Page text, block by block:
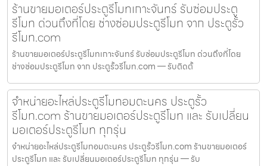
ร้านขายมอเตอร์ประตูรีโมทเกาะจันทร์ รับซ่อมประตู
รีโมท ด่วนถึงที่โดย ช่างซ่อมประตูรีโมท จาก ประตูรั้ว
รีโมท.com
ร้านขายมอเตอร์ประตูรีโมทเกาะจันทร์ รับซ่อมประตูรีโมท ด่วนถึงที่โดย
ช่างซ่อมประตูรีโมท จาก ประตูรั้วรีโมท.com — รับติดตั้
จำหน่ายอะไหล่ประตูรีโมทอมตะนคร ประตูรั้ว
รีโมท.com ร้านขายมอเตอร์ประตูรีโมท และ รับเปลี่ยน
มอเตอร์ประตูรีโมท ทุกรุ่น
จำหน่ายอะไหล่ประตูรีโมทอมตะนคร ประตูรั้วรีโมท.com ร้านขายมอเตอร์
ประตูรีโมท และ รับเปลี่ยนมอเตอร์ประตูรีโมท ทุกรุ่น — รับ